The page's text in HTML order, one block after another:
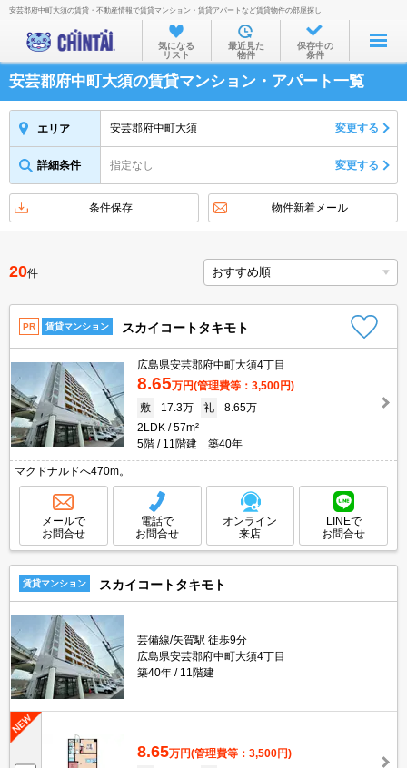
お部屋を探す
沿線・駅から
住所から
家賃相場から
物件特集から
不動産会社から
TOP
安芸郡府中町大須の賃貸・不動産情報で賃貸マンション・賃貸アパートなど賃貸物件の部屋探し
気になる
リスト
最近見た
物件
保存中の
条件
安芸郡府中町大須の賃貸マンション・アパート一覧
エリア 安芸郡府中町大須 変更する
詳細条件 指定なし 変更する
条件保存 物件新着メール
20件
PR 賃貸マンション スカイコートタキモト
広島県安芸郡府中町大須4丁目
8.65万円(管理費等：3,500円)
敷
17.3万 礼
8.65万
2LDK
57m²
5階
11階建 築40年
マクドナルドへ470m。
メールで
お問合せ
電話で
お問合せ
オンライン
来店
LINEで
お問合せ
賃貸マンション スカイコートタキモト
芸備線/矢賀駅 徒歩9分
広島県安芸郡府中町大須4丁目
築40年
11階建
8.65万円(管理費等：3,500円)